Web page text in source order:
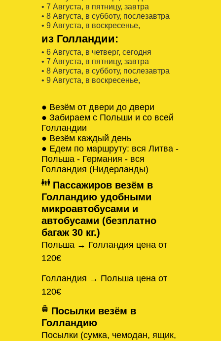
• 7 Августa, в пятницу, завтра
• 8 Августa, в субботу, послезавтра
• 9 Августa, в воскресенье,
из Голландии:
• 6 Августa, в четверг, сегодня
• 7 Августa, в пятницу, завтра
• 8 Августa, в субботу, послезавтра
• 9 Августa, в воскресенье,
● Везём от двери до двери
● Забираем с Польши и со всей
Голландии
● Везём каждый день
● Едем по маршруту: вся Литва -
Польша - Германия - вся
Голландия (Нидерланды)
Пассажиров везём в
Голландию удобными
микроавтобусами и
автобусами (безплатно
багаж 30 кг.)
Польша → Голландия цена от
120€
Голландия → Польша цена от
120€
Посылки везём в
Голландию
Посылки (сумка, чемодан, ящик,